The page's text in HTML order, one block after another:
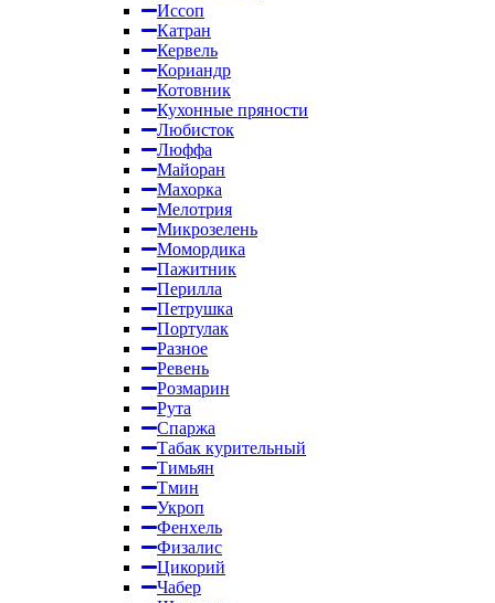
Иссоп
Катран
Кервель
Кориандр
Котовник
Кухонные пряности
Любисток
Люффа
Майоран
Махорка
Мелотрия
Микрозелень
Момордика
Пажитник
Перилла
Петрушка
Портулак
Разное
Ревень
Розмарин
Рута
Спаржа
Табак курительный
Тимьян
Тмин
Укроп
Фенхель
Физалис
Цикорий
Чабер